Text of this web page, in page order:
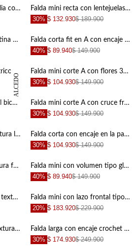
+ +
+ +
+ +
+ +
+
Falda corta de silueta amplia con cintura resortada en algodón blanco para mujer
+
Falda mini recta con lentejuelas en beige para mujer
30% $ 132.930$ 189.900
+
Falda larga amplia con pretina ancha en algodón crudo para mujer
+
Falda corta fit en A con encaje floral de punto beige y marrón para mujer
40% $ 89.940$ 149.900
DANIELA SALCEDO
+
Falda mini con bajo asimétrico en denim para mujer
+
Falda mini corte A con flores 3D en verde salvia para mujer
30% $ 104.930$ 149.900
+
Falda corta recta con floral bicolor en beige y menta para mujer
+
Falda mini corte A con cruce frontal en algodón marfil para mujer
30% $ 104.930$ 149.900
Falda larga fluida con abertura lateral en café para mujer Falda corta con encaje en la parte inferior blanco para mujer
30% $ 104.930$ 149.900
Falda midi recta con abertura frontal en denin para mujer Falda mini con volumen tipo globo en terracota para mujer
40% $ 89.940$ 149.900
Falda mini envolvente con textura floral en beige para mujer Falda mini con lazo frontal tipo pareo en algodón gris para mujer
20% $ 183.920$ 229.900
Falda corta corte A con textura botánica en algodón beige para mujer Falda larga con encaje crochet floral de algodón marfil para mujer
30% $ 174.930$ 249.900